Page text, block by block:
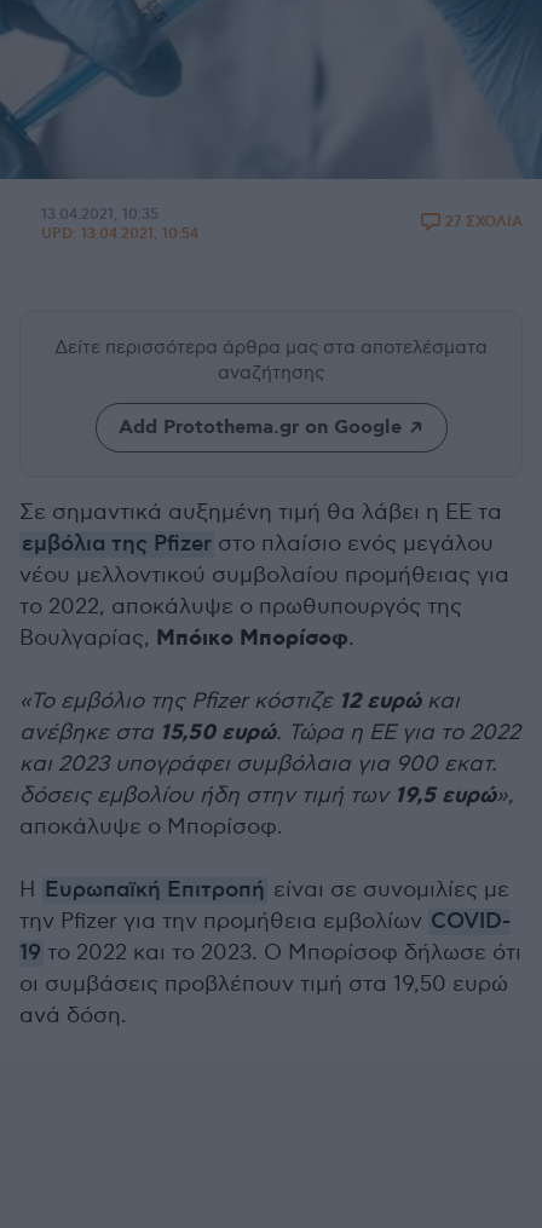
13.04.2021, 10:35
UPD: 13.04.2021, 10:54
27 ΣΧΟΛΙΑ
Δείτε περισσότερα άρθρα μας στα αποτελέσματα
αναζήτησης
Add Protothema.gr on Google
Σε σημαντικά αυξημένη τιμή θα λάβει η ΕΕ τα
εμβόλια της Pfizer στο πλαίσιο ενός μεγάλου
νέου μελλοντικού συμβολαίου προμήθειας για
το 2022, αποκάλυψε ο πρωθυπουργός της
Βουλγαρίας, Μπόικο Μπορίσοφ.
«Το εμβόλιο της Pfizer κόστιζε 12 ευρώκαι
ανέβηκε στα 15,50 ευρώ. Τώρα η ΕΕ για το 2022
και 2023 υπογράφει συμβόλαια για 900 εκατ.
δόσεις εμβολίου ήδη στην τιμή των 19,5 ευρώ»,
αποκάλυψε ο Μπορίσοφ.
Η Ευρωπαϊκή Επιτροπή είναι σε συνομιλίες με
την Pfizer για την προμήθεια εμβολίων COVID-
19 το 2022 και το 2023. Ο Μπορίσοφ δήλωσε ότι
οι συμβάσεις προβλέπουν τιμή στα 19,50 ευρώ
ανά δόση.